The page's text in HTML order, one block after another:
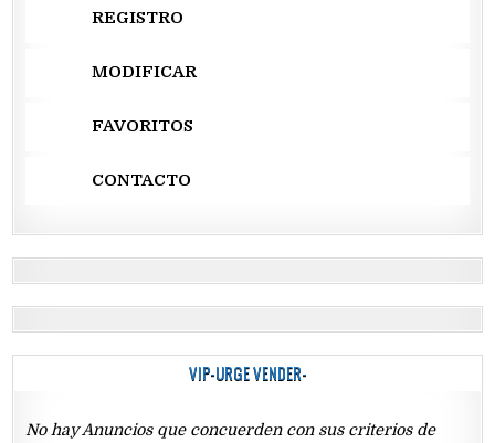
REGISTRO
MODIFICAR
FAVORITOS
CONTACTO
VIP-URGE VENDER-
No hay Anuncios que concuerden con sus criterios de